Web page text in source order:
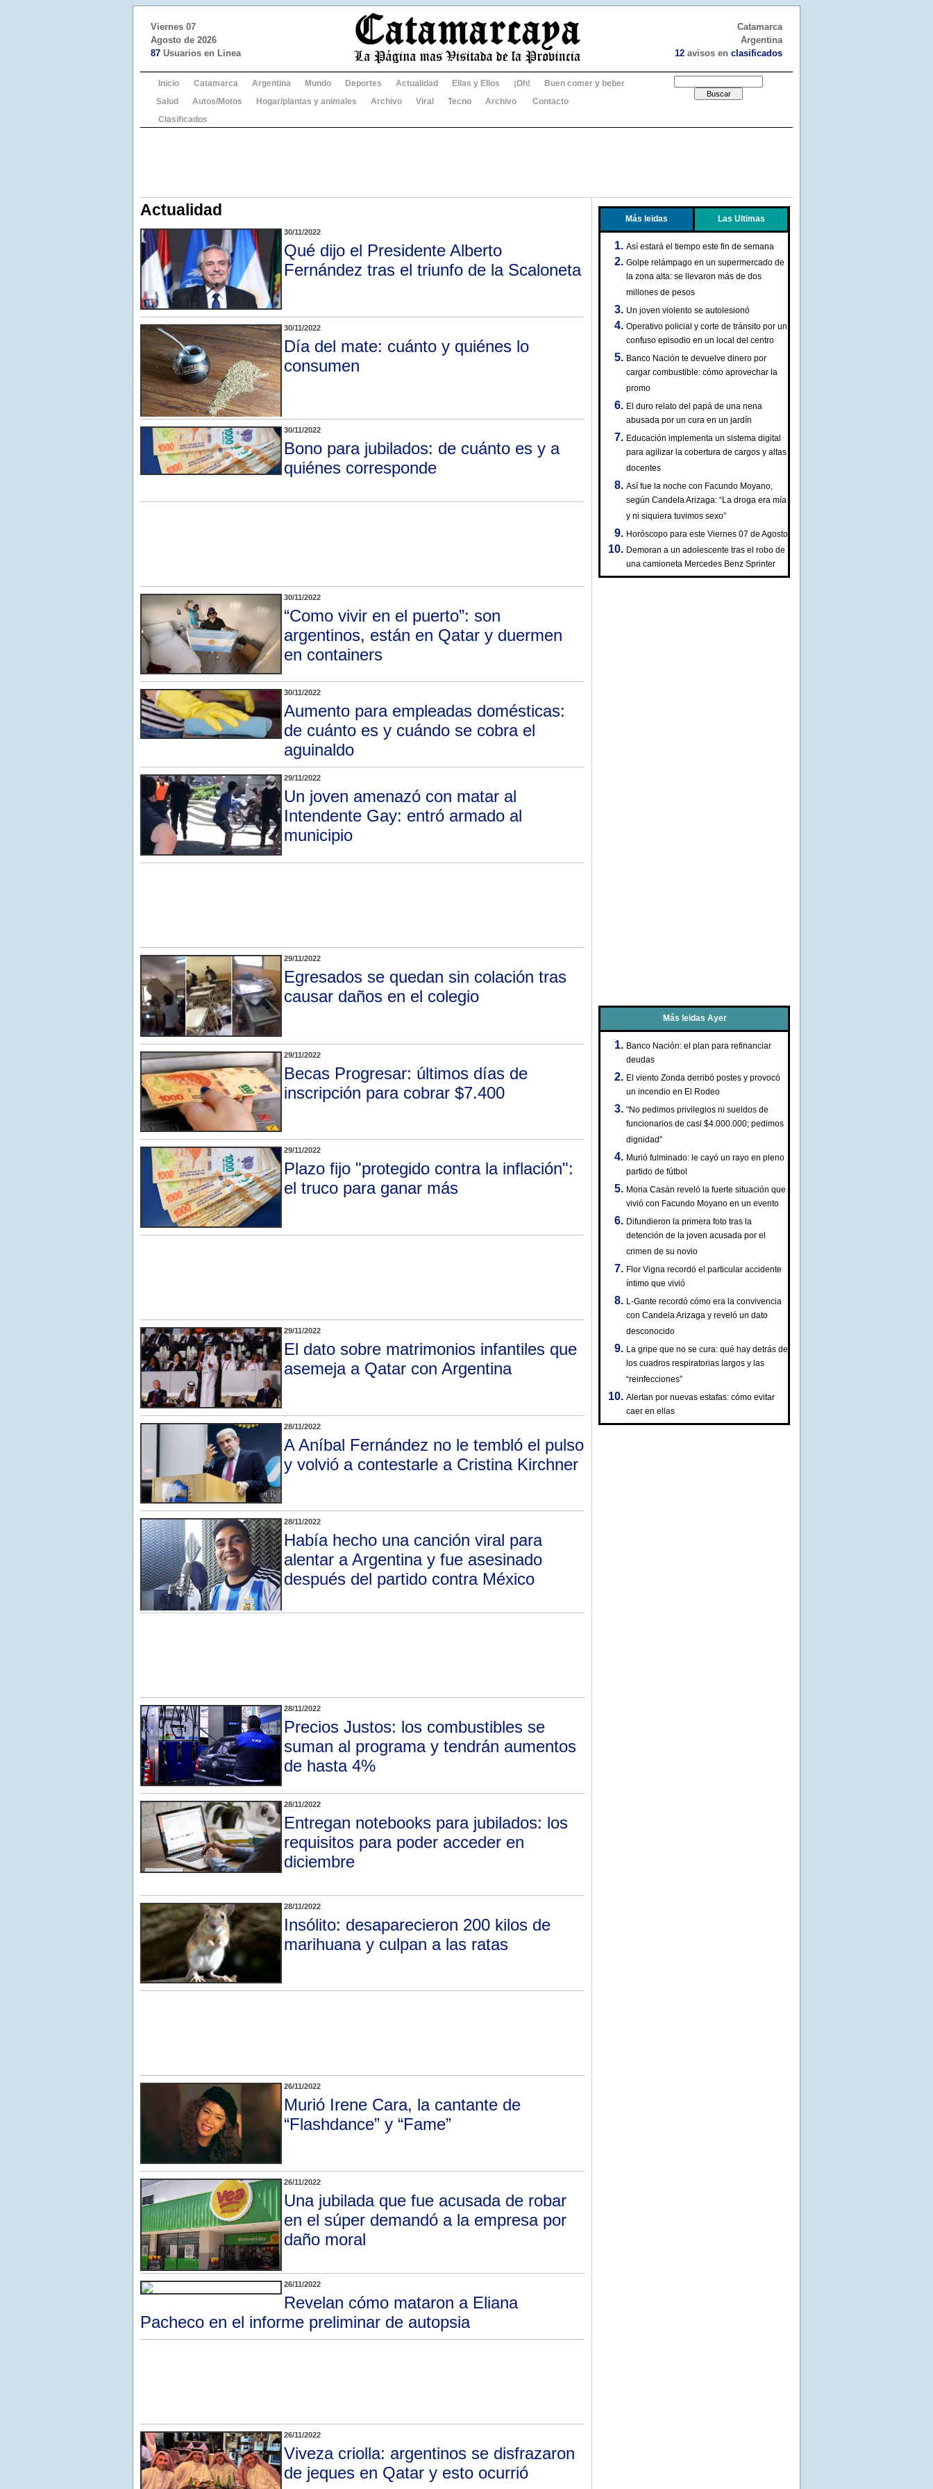
Viernes 07
Agosto de 2026
87 Usuarios en Linea
Catamarca
Argentina
12 avisos en clasificados
Inicio Catamarca Argentina Mundo Deportes Actualidad Ellas y Ellos ¡Oh!
Buen comer y beber
Salud
Autos/Motos Hogar/plantas y animales Archivo Viral Tecno Archivo
Contacto
Clasificados
Actualidad
30/11/2022
Qué dijo el Presidente Alberto
Fernández tras el triunfo de la Scaloneta
30/11/2022
Día del mate: cuánto y quiénes lo
consumen
30/11/2022
Bono para jubilados: de cuánto es y a
quiénes corresponde
30/11/2022
“Como vivir en el puerto”: son
argentinos, están en Qatar y duermen
en containers
30/11/2022
Aumento para empleadas domésticas:
de cuánto es y cuándo se cobra el
aguinaldo
29/11/2022
Un joven amenazó con matar al
Intendente Gay: entró armado al
municipio
29/11/2022
Egresados se quedan sin colación tras
causar daños en el colegio
29/11/2022
Becas Progresar: últimos días de
inscripción para cobrar $7.400
29/11/2022
Plazo fijo "protegido contra la inflación":
el truco para ganar más
29/11/2022
El dato sobre matrimonios infantiles que
asemeja a Qatar con Argentina
28/11/2022
A Aníbal Fernández no le tembló el pulso
y volvió a contestarle a Cristina Kirchner
28/11/2022
Había hecho una canción viral para
alentar a Argentina y fue asesinado
después del partido contra México
28/11/2022
Precios Justos: los combustibles se
suman al programa y tendrán aumentos
de hasta 4%
28/11/2022
Entregan notebooks para jubilados: los
requisitos para poder acceder en
diciembre
28/11/2022
Insólito: desaparecieron 200 kilos de
marihuana y culpan a las ratas
26/11/2022
Murió Irene Cara, la cantante de
“Flashdance” y “Fame”
26/11/2022
Una jubilada que fue acusada de robar
en el súper demandó a la empresa por
daño moral
26/11/2022
Revelan cómo mataron a Eliana
Pacheco en el informe preliminar de autopsia
26/11/2022
Viveza criolla: argentinos se disfrazaron
de jeques en Qatar y esto ocurrió
Más leidas Las Ultimas
Así estará el tiempo este fin de semana
Golpe relámpago en un supermercado de
la zona alta: se llevaron más de dos
millones de pesos
Un joven violento se autolesionó
Operativo policial y corte de tránsito por un
confuso episodio en un local del centro
Banco Nación te devuelve dinero por
cargar combustible: cómo aprovechar la
promo
El duro relato del papá de una nena
abusada por un cura en un jardín
Educación implementa un sistema digital
para agilizar la cobertura de cargos y altas
docentes
Así fue la noche con Facundo Moyano,
según Candela Arizaga: “La droga era mía
y ni siquiera tuvimos sexo”
Horóscopo para este Viernes 07 de Agosto
Demoran a un adolescente tras el robo de
una camioneta Mercedes Benz Sprinter
Más leidas Ayer
Banco Nación: el plan para refinanciar
deudas
El viento Zonda derribó postes y provocó
un incendio en El Rodeo
"No pedimos privilegios ni sueldos de
funcionarios de casi $4.000.000; pedimos
dignidad"
Murió fulminado: le cayó un rayo en pleno
partido de fútbol
Moria Casán reveló la fuerte situación que
vivió con Facundo Moyano en un evento
Difundieron la primera foto tras la
detención de la joven acusada por el
crimen de su novio
Flor Vigna recordó el particular accidente
íntimo que vivió
L-Gante recordó cómo era la convivencia
con Candela Arizaga y reveló un dato
desconocido
La gripe que no se cura: qué hay detrás de
los cuadros respiratorias largos y las
“reinfecciones”
Alertan por nuevas estafas: cómo evitar
caer en ellas